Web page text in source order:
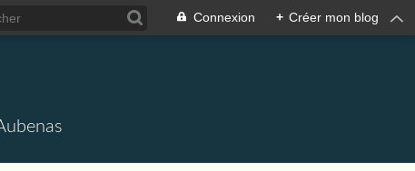
Connexion + Créer mon blog